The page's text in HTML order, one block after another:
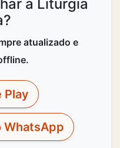
a Liturgia
atualizado e
Play
WhatsApp